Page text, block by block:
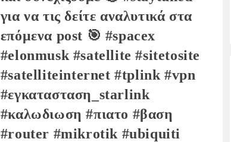
για να τις δείτε αναλυτικά στα
επόμενα post 🎯 #spacex
#elonmusk #satellite #sitetosite
#satelliteinternet #tplink #vpn
#εγκατασταση_starlink
#καλωδιωση #πιατο #βαση
#router #mikrotik #ubiquiti